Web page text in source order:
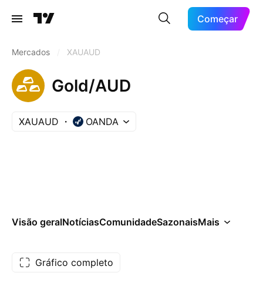
Começar
Mercados XAUAUD
Gold/AUD
XAUAUD OANDA
Visão geralNotíciasComunidadeSazonaisMais
Gráfico completo